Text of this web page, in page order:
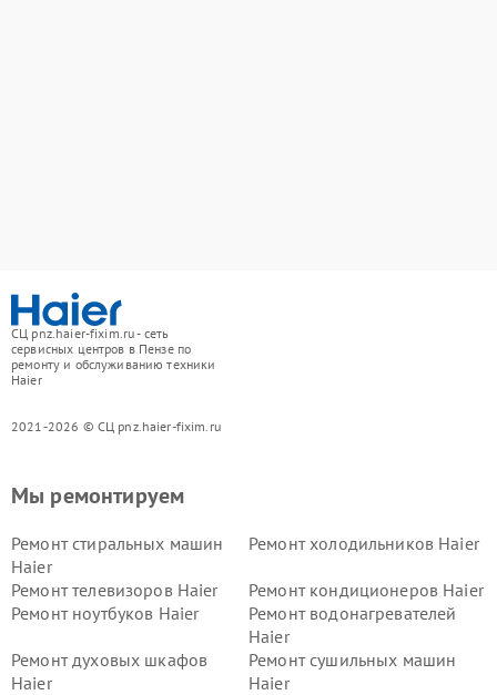
СЦ pnz.haier-fixim.ru - сеть
сервисных центров в Пензе по
ремонту и обслуживанию техники
Haier
2021-2026 © СЦ pnz.haier-fixim.ru
Мы ремонтируем
Ремонт стиральных машин
Haier
Ремонт холодильников Haier
Ремонт телевизоров Haier
Ремонт кондиционеров Haier
Ремонт ноутбуков Haier
Ремонт водонагревателей
Haier
Ремонт духовых шкафов
Haier
Ремонт сушильных машин
Haier